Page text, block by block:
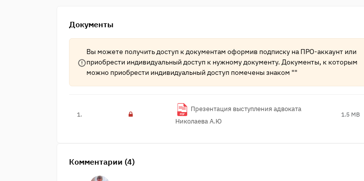
Документы
Вы можете получить доступ к документам оформив подписку на ПРО-аккаунт или
приобрести индивидуальный доступ к нужному документу. Документы, к которым
можно приобрести индивидуальный доступ помечены знаком ""
1.
Презентация выступле​ния адвоката
Николае​ва А.Ю
1.5 MB
Комментарии (4)